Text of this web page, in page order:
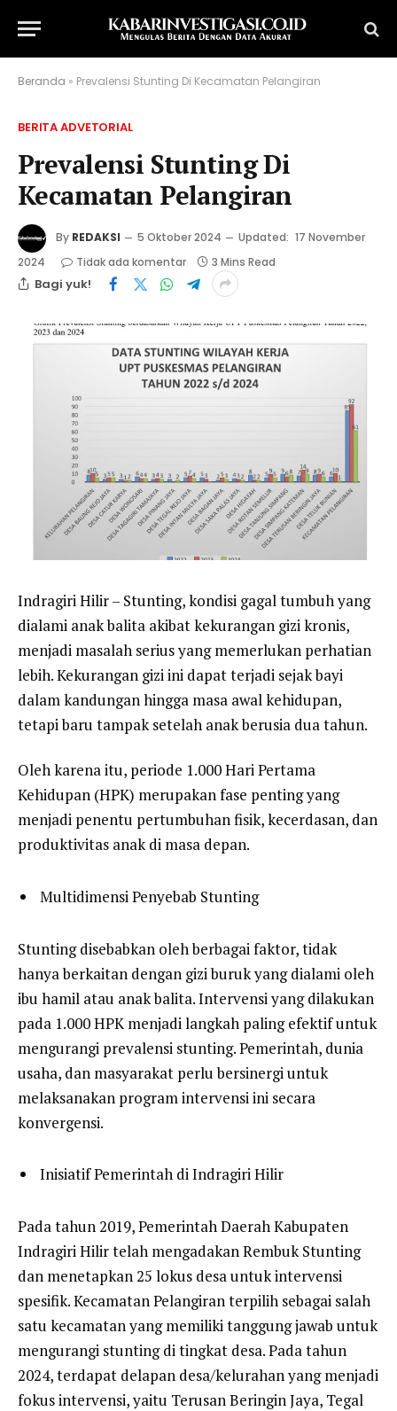
Beranda » Prevalensi Stunting Di Kecamatan Pelangiran
BERITA ADVETORIAL
Prevalensi Stunting Di
Kecamatan Pelangiran
By REDAKSI 5 Oktober 2024 Updated: 17 November
2024
Tidak ada komentar 3 Mins Read
Bagi yuk!
Indragiri Hilir – Stunting, kondisi gagal tumbuh yang
dialami anak balita akibat kekurangan gizi kronis,
menjadi masalah serius yang memerlukan perhatian
lebih. Kekurangan gizi ini dapat terjadi sejak bayi
dalam kandungan hingga masa awal kehidupan,
tetapi baru tampak setelah anak berusia dua tahun.
Oleh karena itu, periode 1.000 Hari Pertama
Kehidupan (HPK) merupakan fase penting yang
menjadi penentu pertumbuhan fisik, kecerdasan, dan
produktivitas anak di masa depan.
Multidimensi Penyebab Stunting
Stunting disebabkan oleh berbagai faktor, tidak
hanya berkaitan dengan gizi buruk yang dialami oleh
ibu hamil atau anak balita. Intervensi yang dilakukan
pada 1.000 HPK menjadi langkah paling efektif untuk
mengurangi prevalensi stunting. Pemerintah, dunia
usaha, dan masyarakat perlu bersinergi untuk
melaksanakan program intervensi ini secara
konvergensi.
Inisiatif Pemerintah di Indragiri Hilir
Pada tahun 2019, Pemerintah Daerah Kabupaten
Indragiri Hilir telah mengadakan Rembuk Stunting
dan menetapkan 25 lokus desa untuk intervensi
spesifik. Kecamatan Pelangiran terpilih sebagai salah
satu kecamatan yang memiliki tanggung jawab untuk
mengurangi stunting di tingkat desa. Pada tahun
2024, terdapat delapan desa/kelurahan yang menjadi
fokus intervensi, yaitu Terusan Beringin Jaya, Tegal